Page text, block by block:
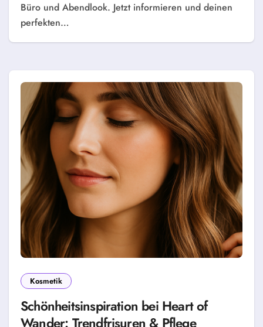
Büro und Abendlook. Jetzt informieren und deinen
perfekten…
Kosmetik
Schönheitsinspiration bei Heart of
Wander: Trendfrisuren & Pflege